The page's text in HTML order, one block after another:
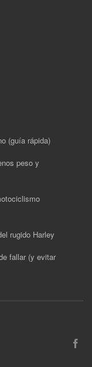
(guía rápida)
peso y
rugido Harley
fallar (y evitar